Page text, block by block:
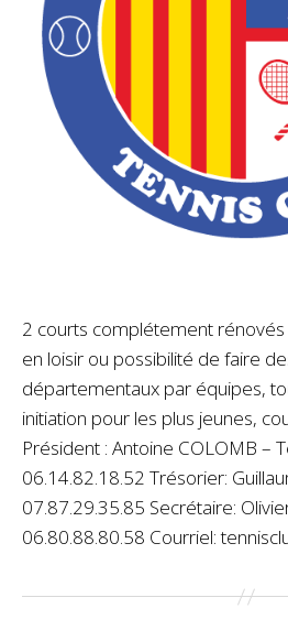
2 courts complétement
en loisir ou possibilité de faire
départementaux par équipes,
initiation pour les plus jeunes,
Président : Antoine COLOMB –
06.14.82.18.52 Trésorier:
07.87.29.35.85 Secrétaire:
06.80.88.80.58 Courriel: